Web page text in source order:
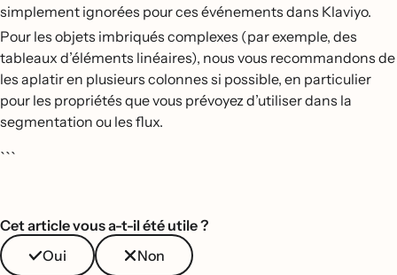
simplement ignorées pour ces événements dans Klaviyo.
Pour les objets imbriqués complexes (par exemple, des
tableaux d’éléments linéaires), nous vous recommandons de
les aplatir en plusieurs colonnes si possible, en particulier
pour les propriétés que vous prévoyez d’utiliser dans la
segmentation ou les flux.
```
Cet article vous a-t-il été utile ?
Oui
Non